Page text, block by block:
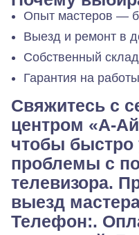
Опыт мастеров —
Выезд и ремонт в
Собственный
Гарантия на
Свяжитесь с
центром «А-
чтобы быстро
проблемы с
телевизора.
выезд
Телефон:.